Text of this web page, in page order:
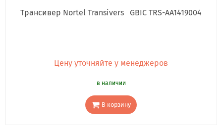
Трансивер Nortel Transivers GBIC TRS-AA1419004
Цену уточняйте у менеджеров
в наличии
В корзину